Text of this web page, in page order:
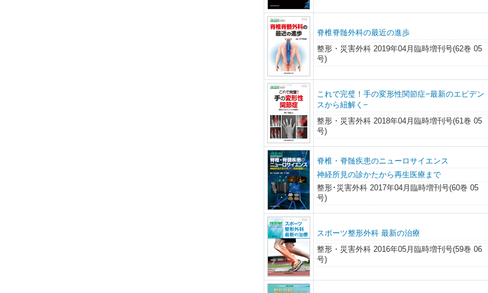
脊椎脊髄外科の最近の進歩
整形・災害外科 2019年04月臨時増刊号(62巻 05
号)
これで完璧！手の変形性関節症−最新のエビデン
スから紐解く−
整形・災害外科 2018年04月臨時増刊号(61巻 05
号)
脊椎・脊髄疾患のニューロサイエンス
神経所見の診かたから再生医療まで
整形･災害外科 2017年04月臨時増刊号(60巻 05
号)
スポーツ整形外科 最新の治療
整形・災害外科 2016年05月臨時増刊号(59巻 06
号)